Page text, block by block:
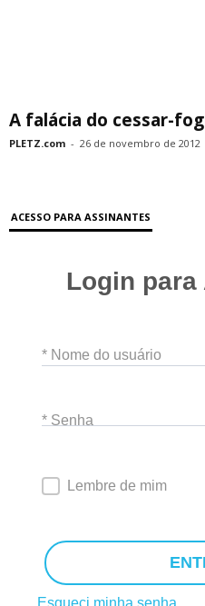
A falácia do cessar-
PLETZ.com - 26 de novembro de 2012
ACESSO PARA ASSINANTES
Login
* Nome do usuário
* Senha
Lembre de mim